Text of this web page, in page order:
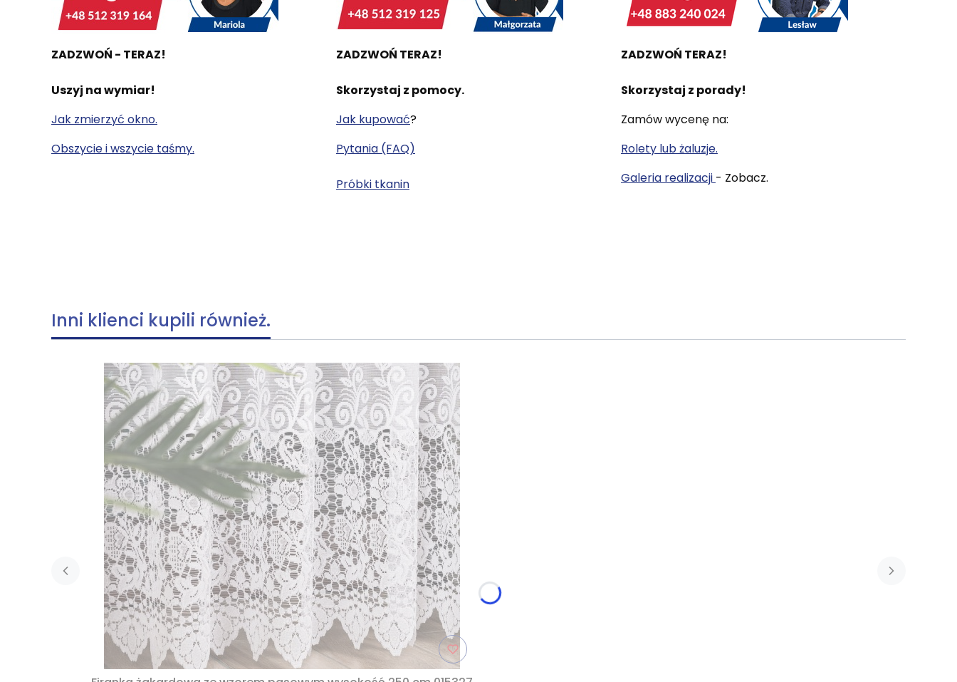
ZADZWOŃ - TERAZ!
Uszyj na wymiar!
Jak zmierzyć okno.
Obszycie i wszycie taśmy.
ZADZWOŃ TERAZ!
Skorzystaj z pomocy.
Jak kupować?
Pytania (FAQ)
Próbki tkanin
ZADZWOŃ TERAZ!
Skorzystaj z porady!
Zamów wycenę na:
Rolety lub żaluzje.
Galeria realizacji - Zobacz.
Inni klienci kupili również.